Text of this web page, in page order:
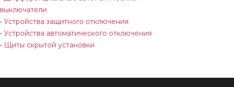
выключатели
• Устройства защитного отключения
• Устройства автоматического отключения
• Щиты скрытой установки